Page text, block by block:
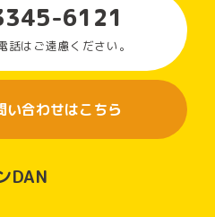
6121
話はご遠慮ください。
い合わせはこちら
DAN